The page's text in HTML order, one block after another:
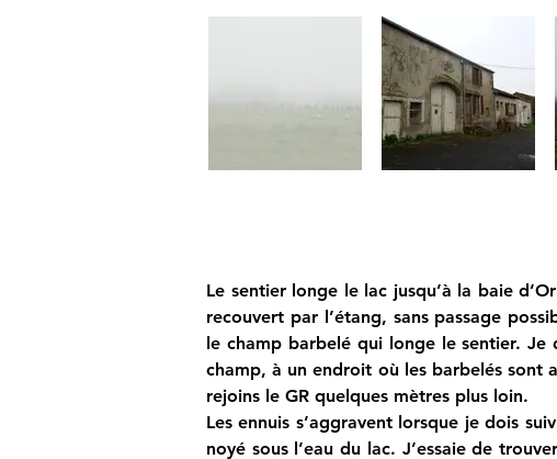
Le sentier longe le lac jusqu’à la baie
recouvert par l’étang, sans passage
le champ barbelé qui longe le sentier.
champ, à un endroit où les barbelés sont
rejoins le GR quelques mètres plus loin.
Les ennuis s’aggravent lorsque je dois
noyé sous l’eau du lac. J’essaie de